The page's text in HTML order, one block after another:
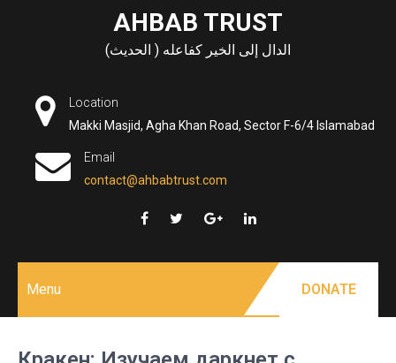
AHBAB TRUST
الدال إلى الخير كفاعله ( الحديث)
Location
Makki Masjid, Agha Khan Road, Sector F-6/4 Islamabad
Email
contact@ahbabtrust.com
Menu DONATE